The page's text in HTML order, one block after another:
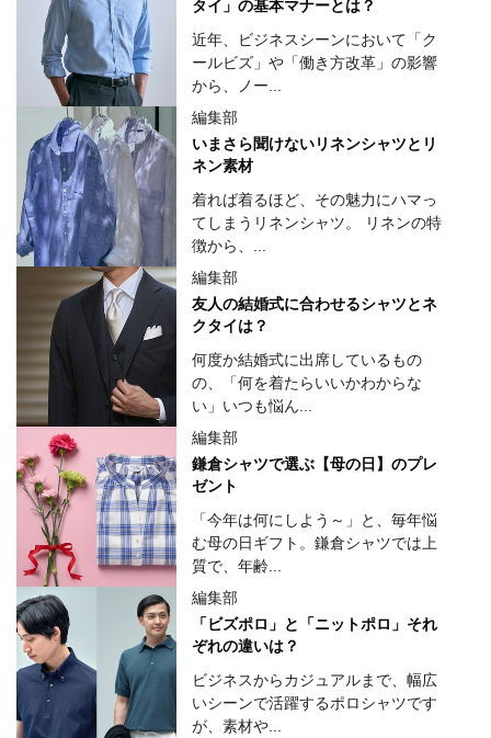
タイ」の基本マナーとは？
近年、ビジネスシーンにおいて「ク
ールビズ」や「働き方改革」の影響
から、ノー...
編集部
いまさら聞けないリネンシャツとリ
ネン素材
着れば着るほど、その魅力にハマっ
てしまうリネンシャツ。 リネンの特
徴から、...
編集部
友人の結婚式に合わせるシャツとネ
クタイは？
何度か結婚式に出席しているもの
の、「何を着たらいいかわからな
い」いつも悩ん...
編集部
鎌倉シャツで選ぶ【母の日】のプレ
ゼント
「今年は何にしよう～」と、毎年悩
む母の日ギフト。鎌倉シャツでは上
質で、年齢...
編集部
「ビズポロ」と「ニットポロ」それ
ぞれの違いは？
ビジネスからカジュアルまで、幅広
いシーンで活躍するポロシャツです
が、素材や...